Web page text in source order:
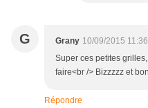
G Grany 10/09/2015 11:36
Super ces petites
faire<br /> Bizzzzz et
Répondre